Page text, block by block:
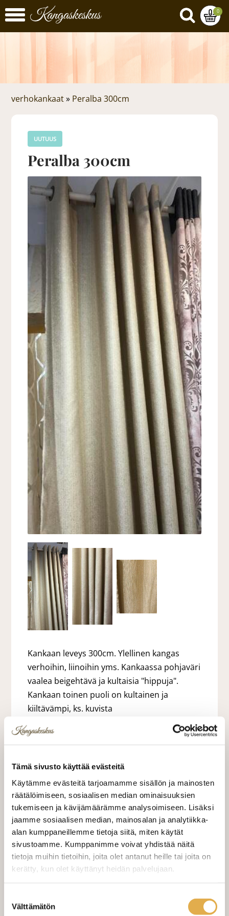
Tämä sivusto käyttää evästeitä
Käytämme evästeitä tarjoamamme sisällön ja mainosten
räätälöimiseen, sosiaalisen median ominaisuuksien
tukemiseen ja kävijämäärämme analysoimiseen. Lisäksi
jaamme sosiaalisen median, mainosalan ja analytiikka-
alan kumppaneillemme tietoja siitä, miten käytät
sivustoamme. Kumppanimme voivat yhdistää näitä
tietoja muihin tietoihin, joita olet antanut heille tai joita on
kerätty, kun olet käyttänyt heidän palvelujaan.
valinta
Välttämätön
0
verhokankaat » Peralba 300cm
UUTUUS
Peralba 300cm
Kankaan leveys 300cm. Ylellinen kangas
verhoihin, liinoihin yms. Kankaassa pohjaväri
vaalea beigehtävä ja kultaisia "hippuja".
Kankaan toinen puoli on kultainen ja
kiiltävämpi, ks. kuvista
29,00 €
29,00 €/m
VALITSE KANKAAN PITUUS
LISÄÄ OSTOSKORIIN
Tilaa näytepala kankaasta
Näytepalan hinta 1,50 €. Koko n. 10x10 cm.
Valitse mukaan ompelupalvelu